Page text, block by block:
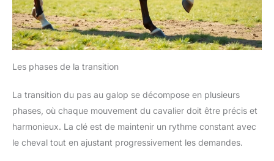
Les phases de la transition
La transition du pas au galop se décompose en plusieurs
phases, où chaque mouvement du cavalier doit être précis et
harmonieux. La clé est de maintenir un rythme constant avec
le cheval tout en ajustant progressivement les demandes.